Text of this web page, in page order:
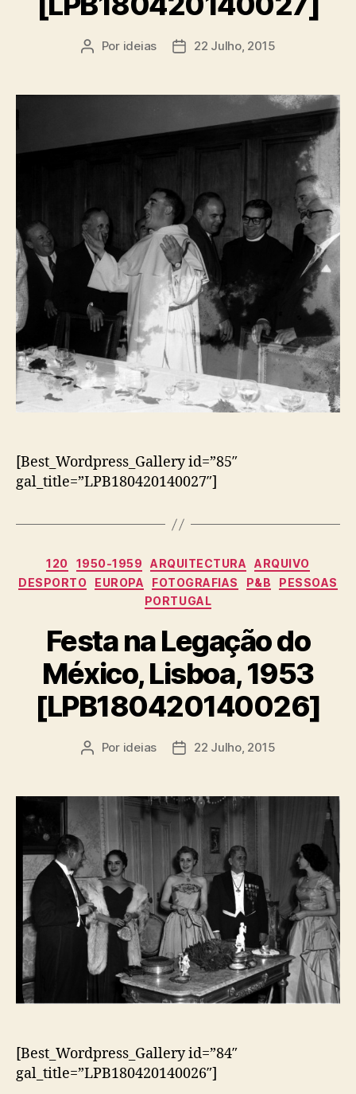
Autor
Por ideias
Data22 Julho, 2015
[Best_Wordpress_Gallery id=”85″
gal_title=”LPB180420140027″]
Categorias
120 1950-1959 ARQUITECTURA
ARQUIVO
DESPORTO
EUROPA FOTOGRAFIAS P&B
PESSOAS
PORTUGAL
Festa na Legação do
México, Lisboa, 1953
[LPB180420140026]
Autor
Por ideias
Data22 Julho, 2015
[Best_Wordpress_Gallery id=”84″
gal_title=”LPB180420140026″]